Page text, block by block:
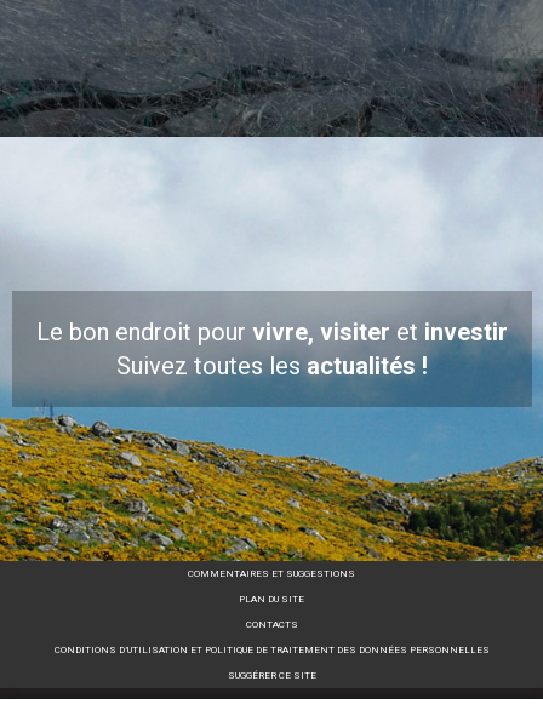
Le bon endroit pour vivre, visiter et investir
Suivez toutes lesactualités !
COMMENTAIRES ET SUGGESTIONS
PLAN DU SITE
CONTACTS
CONDITIONS D’UTILISATION ET POLITIQUE DE TRAITEMENT DES DONNÉES PERSONNELLES
SUGGÉRER CE SITE